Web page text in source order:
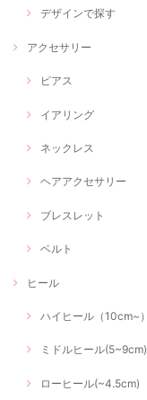
デザインで探す
アクセサリー
ピアス
イアリング
ネックレス
ヘアアクセサリー
ブレスレット
ベルト
ヒール
ハイヒール（10cm~）
ミドルヒール(5~9cm)
ローヒール(~4.5cm)